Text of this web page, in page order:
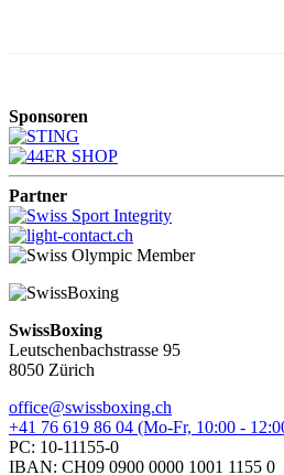
Sponsoren
Partner
SwissBoxing
Leutschenbachstrasse 95
8050 Zürich
office@swissboxing.ch
+41 76 619 86 04 (Mo-Fr, 10:00 -
PC: 10-11155-0
IBAN: CH09 0900 0000 1001 1155 0